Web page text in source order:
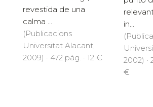
revestida de una
calma ...
(Publicacions
Universitat Alacant,
2009) · 472 pàg. · 12 €
in...
2002) ·
€